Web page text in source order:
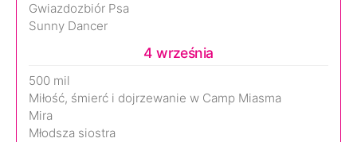
Gwiazdozbiór Psa
Sunny Dancer
4 września
500 mil
Miłość, śmierć i dojrzewanie w Camp Miasma
Mira
Młodsza siostra